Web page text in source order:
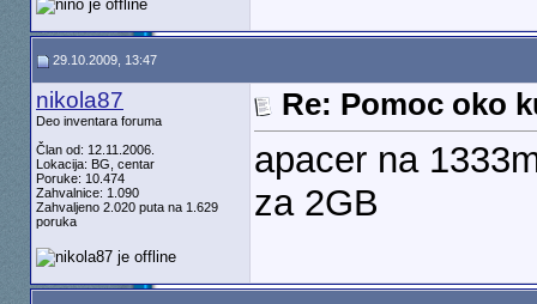
29.10.2009, 13:47
nikola87
Deo inventara foruma
Član od: 12.11.2006.
Lokacija: BG, centar
Poruke: 10.474
Zahvalnice: 1.090
Zahvaljeno 2.020 puta na 1.629
poruka
Re: Pomoc oko
apacer na
za 2GB